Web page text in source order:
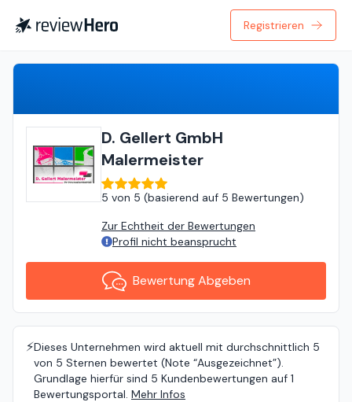
Registrieren
D. Gellert GmbH
Malermeister
5 von 5 (basierend auf 5 Bewertungen)
Zur Echtheit der Bewertungen
Profil nicht beansprucht
Bewertung Abgeben
⚡️Dieses Unternehmen wird aktuell mit durchschnittlich 5
von 5 Sternen bewertet (Note “Ausgezeichnet”).
Grundlage hierfür sind 5 Kundenbewertungen auf 1
Bewertungsportal. Mehr Infos